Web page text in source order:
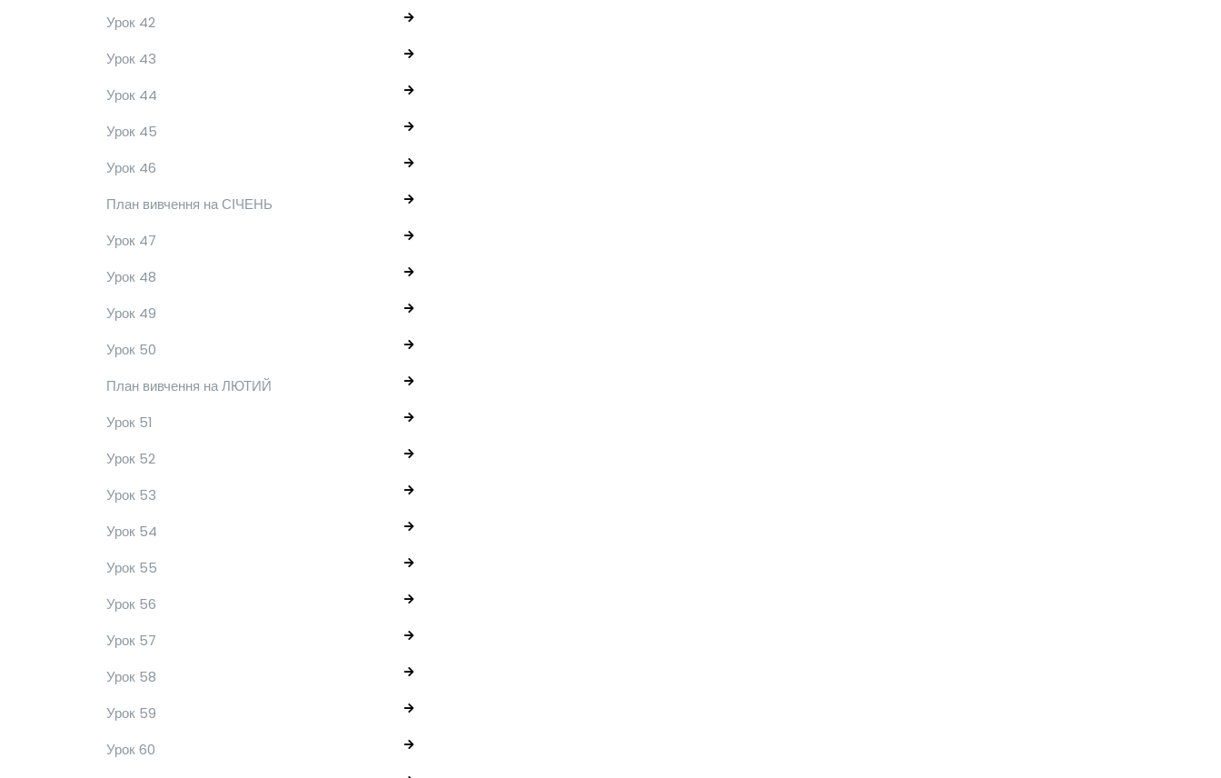
Урок 42
Урок 43
Урок 44
Урок 45
Урок 46
План вивчення на СІЧЕНЬ
Урок 47
Урок 48
Урок 49
Урок 50
План вивчення на ЛЮТИЙ
Урок 51
Урок 52
Урок 53
Урок 54
Урок 55
Урок 56
Урок 57
Урок 58
Урок 59
Урок 60